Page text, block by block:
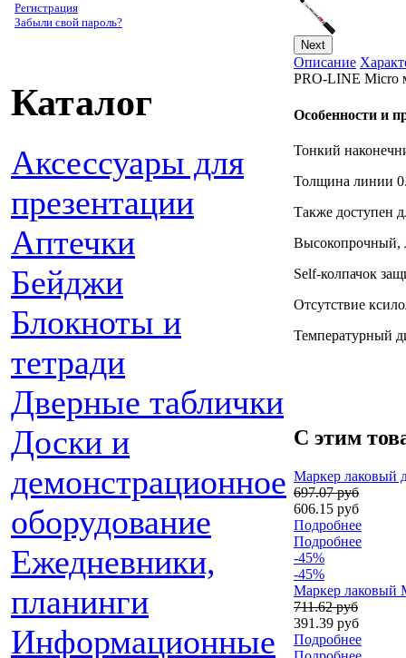
Регистрация
Забыли свой пароль?
Каталог
Аксессуары для
презентации
Аптечки
Бейджи
Блокноты и
тетради
Дверные таблички
Доски и
демонстрационное
оборудование
Ежедневники,
планинги
Информационные
Next
Описание
PRO-LINE Micro
Особенности и
Тонкий
Толщина линии
Также доступен
Высокопрочный,
Self-колпачок
Отсутствие
Температурный
С этим
Маркер лаковый
697.07 руб
606.15 руб
Подробнее
Подробнее
-45%
-45%
Маркер лаковый
711.62 руб
391.39 руб
Подробнее